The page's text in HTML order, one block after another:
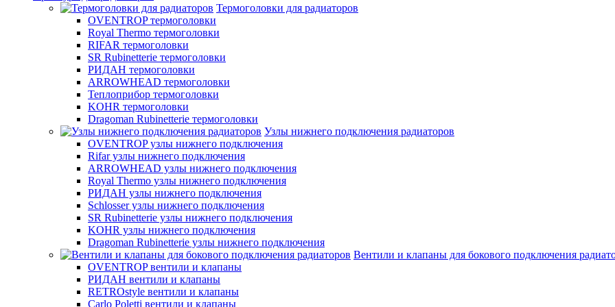
Термоголовки для радиаторов
OVENTROP термоголовки
Royal Thermo термоголовки
RIFAR термоголовки
SR Rubinetterie термоголовки
РИДАН термоголовки
ARROWHEAD термоголовки
Теплоприбор термоголовки
KOHR термоголовки
Dragoman Rubinetterie термоголовки
Узлы нижнего подключения радиаторов
OVENTROP узлы нижнего подключения
Rifar узлы нижнего подключения
ARROWHEAD узлы нижнего подключения
Royal Thermo узлы нижнего подключения
РИДАН узлы нижнего подключения
Schlosser узлы нижнего подключения
SR Rubinetterie узлы нижнего подключения
KOHR узлы нижнего подключения
Dragoman Rubinetterie узлы нижнего подключения
Вентили и клапаны для бокового подключения
OVENTROP вентили и клапаны
РИДАН вентили и клапаны
RETROstyle вентили и клапаны
Carlo Poletti вентили и клапаны